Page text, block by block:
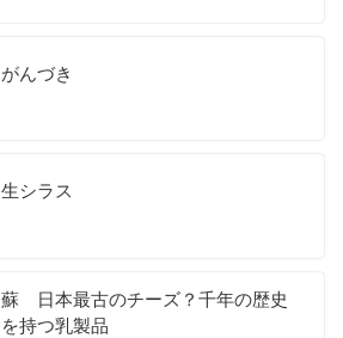
がんづき
生シラス
蘇 日本最古のチーズ？千年の歴史
を持つ乳製品